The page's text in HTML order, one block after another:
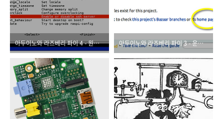
아두이노와 라즈베리 파이 4 - 원격 접속 아두이노와 라즈베리 파이 3 - 운영체제 이야기